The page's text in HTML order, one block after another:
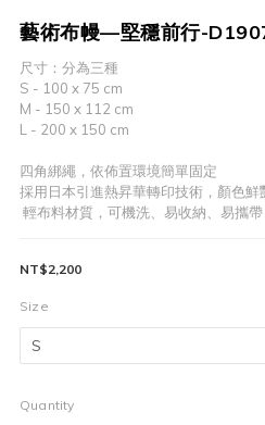
藝術布幔—堅穩前行-
尺寸：分為三種
S - 100 x 75 cm
M - 150 x 112 cm
L - 200 x 150 cm
四角綁繩，依佈置環境簡單固定
採用日本引進熱昇華轉印技術，顏色鮮
輕布料材質，可機洗、易收納、易攜帶
NT$2,200
Size
Quantity